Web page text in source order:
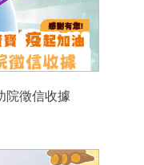
院徵信收據